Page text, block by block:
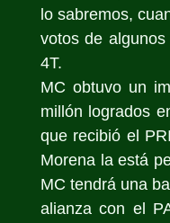
lo sabremos,
votos de
4T.
MC obtuvo un
millón logrados
que recibió el
Morena la está
MC tendrá una
alianza con el